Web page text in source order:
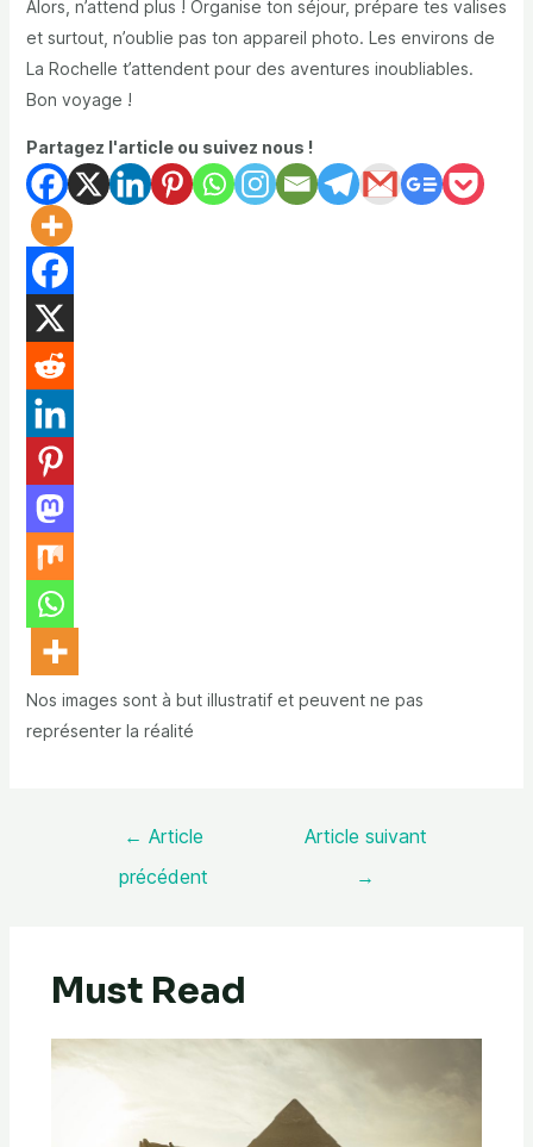
Alors, n’attend plus ! Organise ton séjour, prépare tes valises
et surtout, n’oublie pas ton appareil photo. Les environs de
La Rochelle t’attendent pour des aventures inoubliables.
Bon voyage !
Partagez l'article ou suivez nous !
Nos images sont à but illustratif et peuvent ne pas
représenter la réalité
← Article
précédent
Article suivant
→
Must Read